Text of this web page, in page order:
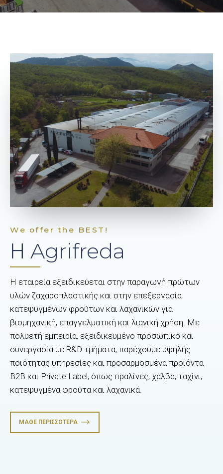
We offer the BEST!
Η Agrifreda
Η εταιρεία εξειδικεύεται στην παραγωγή πρώτων
υλών ζαχαροπλαστικής και στην επεξεργασία
κατεψυγμένων φρούτων και λαχανικών για
βιομηχανική, επαγγελματική και λιανική χρήση. Με
πολυετή εμπειρία, εξειδικευμένο προσωπικό και
συνεργασία με R&D τμήματα, παρέχουμε υψηλής
ποιότητας υπηρεσίες και προσαρμοσμένα προϊόντα
B2B και Private Label, όπως πραλίνες, χαλβά, ταχίνι,
κατεψυγμένα φρούτα και λαχανικά.
ΜΆΘΕ ΠΕΡΙΣΣΌΤΕΡΑ